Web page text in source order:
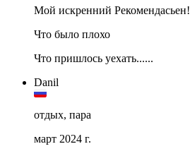
Мой искренний Рекомендасьен!
Что было плохо
Что пришлось уехать......
Danil
отдых, пара
март 2024 г.